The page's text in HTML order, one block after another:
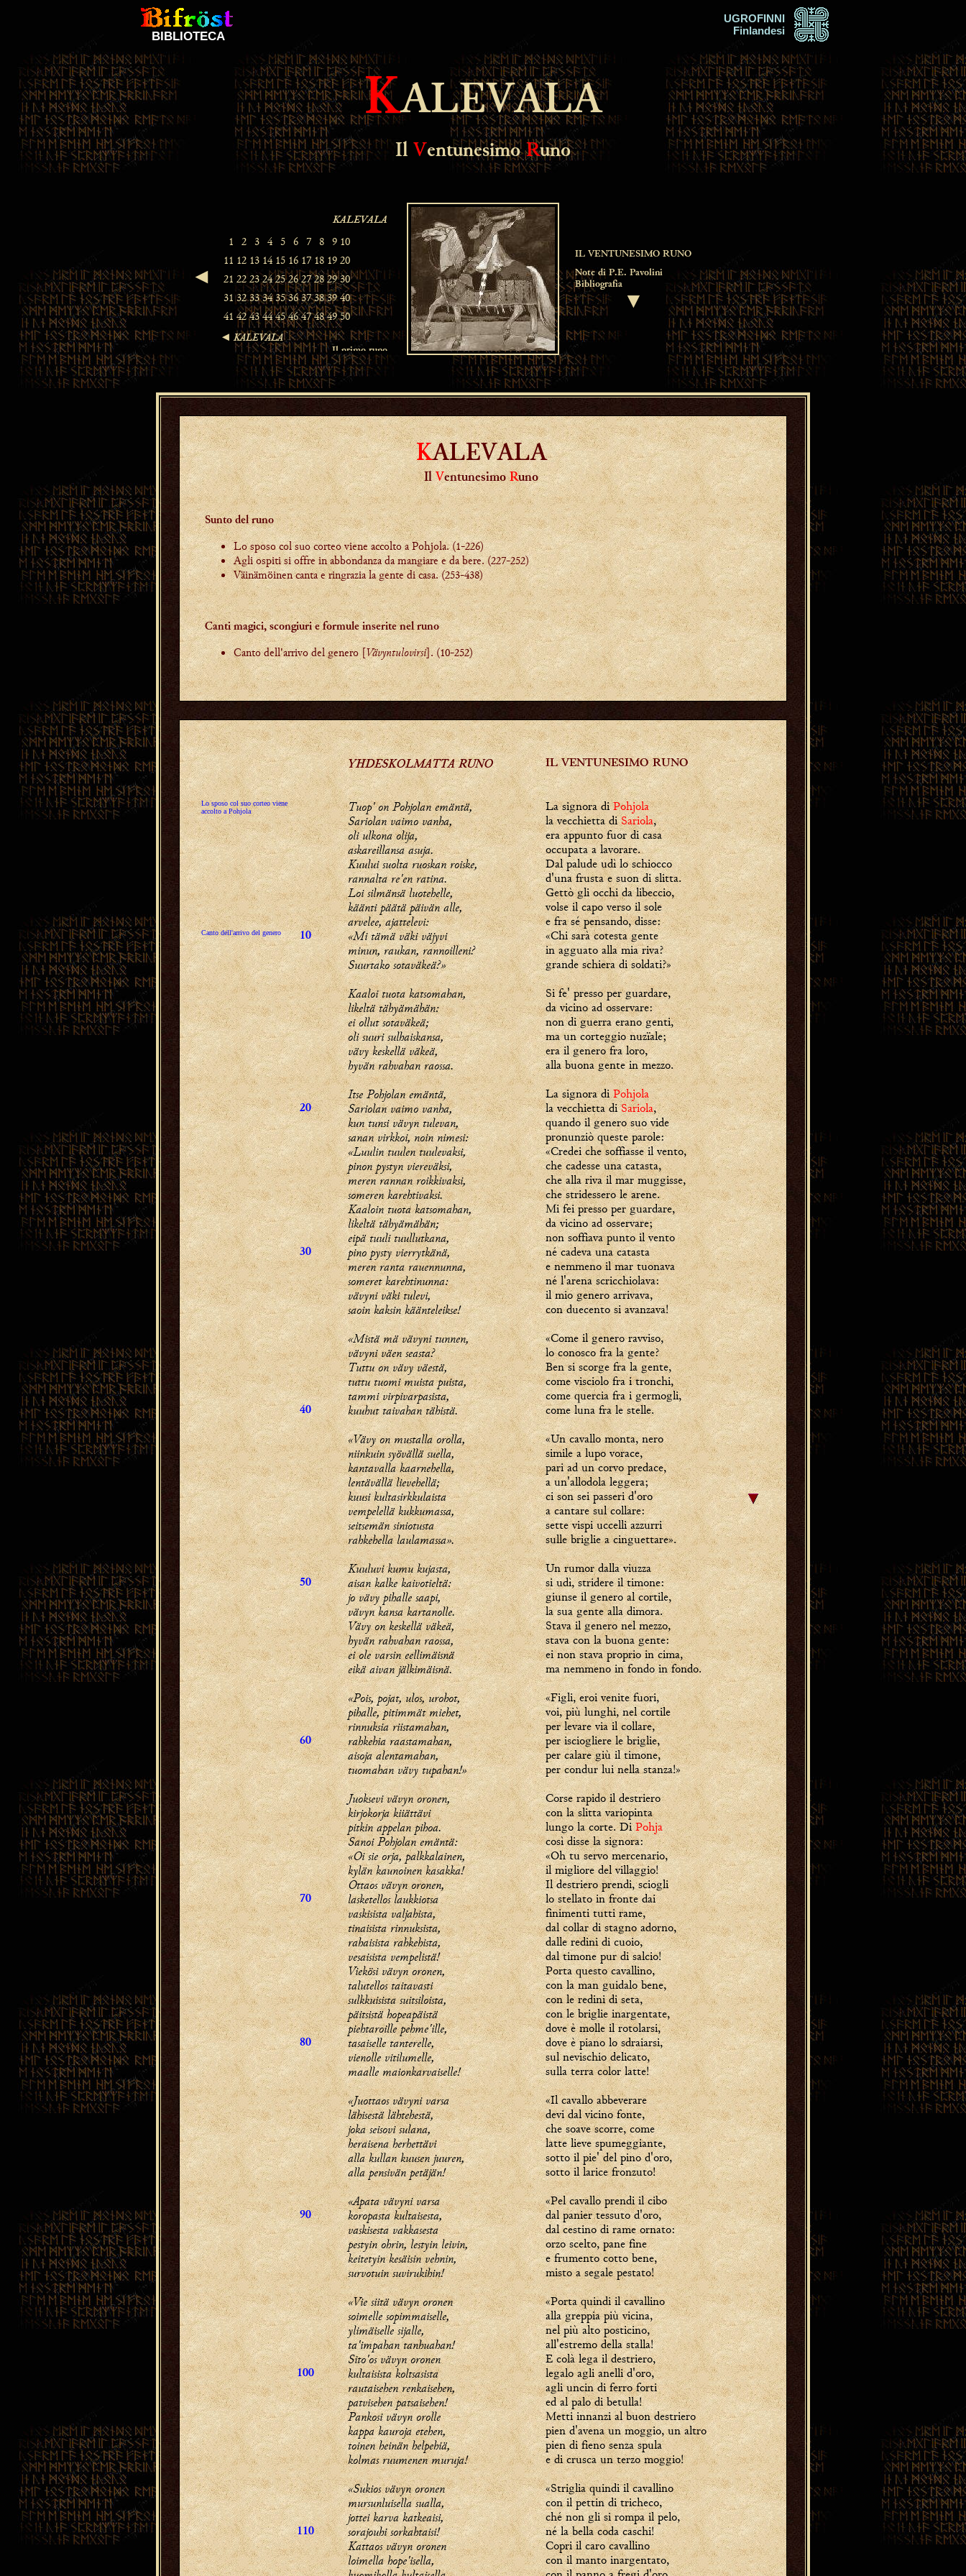
BIBLIOTECA
UGROFINNI
Finlandesi
KALEVALA
Il VentunesimoRuno
◄
IL VENTUNESIMO RUNO
Note di P.E. Pavolini
Bibliografia
▼
KALEVALA
IlVentunesimoRuno
Sunto del runo
Lo sposo col suo corteo viene accolto a Pohjola.(1-226)
Agli ospiti si offre in abbondanza da mangiare e da bere.(227-252)
Väinämöinen canta e ringrazia la gente di casa.(253-438)
Canti magici, scongiuri e formule inserite nel runo
Canto dell'arrivo del genero [Vävyntulovirsi].(10-252)
YHDESKOLMATTA RUNO IL VENTUNESIMO RUNO
Lo sposo col suo corteo viene
accolto a Pohjola
Tuop' on Pohjolan emäntä,
Sariolan vaimo vanha,
oli ulkona olija,
askareillansa asuja.
Kuului suolta ruoskan roiske,
rannalta re'en ratina.
Loi silmänsä luotehelle,
käänti päätä päivän alle,
arvelee, ajattelevi:
La signora diPohjola
la vecchietta diSariola,
era appunto fuor di casa
occupata a lavorare.
Dal palude udì lo schiocco
d'una frusta e suon di slitta.
Gettò gli occhi da libeccio,
volse il capo verso il sole
e fra sé pensando, disse:
Canto dell'arrivo del genero 10
«Mi tämä väki väjyvi
minun, raukan, rannoilleni?
Suurtako sotaväkeä?»
«Chi sarà cotesta gente
in agguato alla mia riva?
grande schiera di soldati?»
Kaaloi tuota katsomahan,
likeltä tähyämähän:
ei ollut sotaväkeä;
oli suuri sulhaiskansa,
vävy keskellä väkeä,
hyvän rahvahan raossa.
Si fe' presso per guardare,
da vicino ad osservare:
non di guerra erano genti,
ma un corteggio nuzïale;
era il genero fra loro,
alla buona gente in mezzo.
20
Itse Pohjolan emäntä,
Sariolan vaimo vanha,
La signora di Pohjola
la vecchietta diSariola,
30
kun tunsi vävyn tulevan,
sanan virkkoi, noin nimesi:
«Luulin tuulen tuulevaksi,
pinon pystyn viereväksi,
meren rannan roikkivaksi,
someren karehtivaksi.
Kaaloin tuota katsomahan,
likeltä tähyämähän;
eipä tuuli tuullutkana,
pino pysty vierrytkänä,
quando il genero suo vide
pronunziò queste parole:
«Credei che soffiasse il vento,
che cadesse una catasta,
che alla riva il mar muggisse,
che stridessero le arene.
Mi fei presso per guardare,
da vicino ad osservare;
non soffiava punto il vento
né cadeva una catasta
meren ranta rauennunna,
someret karehtinunna:
vävyni väki tulevi,
saoin kaksin käänteleikse!
e nemmeno il mar tuonava
né l'arena scricchiolava:
il mio genero arrivava,
con duecento si avanzava!
40
«Mistä mä vävyni tunnen,
vävyni väen seasta?
Tuttu on vävy väestä,
tuttu tuomi muista puista,
tammi virpivarpasista,
kuuhut taivahan tähistä.
«Come il genero ravviso,
lo conosco fra la gente?
Ben si scorge fra la gente,
come visciolo fra i tronchi,
come quercia fra i germogli,
come luna fra le stelle.
«Vävy on mustalla orolla,
niinkuin syövällä suella,
kantavalla kaarnehella,
lentävällä lievehellä;
kuusi kultasirkkulaista
«Un cavallo monta, nero
simile a lupo vorace,
pari ad un corvo predace,
a un'allodola leggera;
ci son sei passeri d'oro
vempelellä kukkumassa,
seitsemän siniotusta
rahkehella laulamassa».
a cantare sul collare:
sette vispi uccelli azzurri
sulle briglie a cinguettare».
50
Kuuluvi kumu kujasta,
aisan kalke kaivotieltä:
Un rumor dalla viuzza
si udì, stridere il timone:
jo vävy pihalle saapi,
vävyn kansa kartanolle.
Vävy on keskellä väkeä,
hyvän rahvahan raossa,
ei ole varsin eellimäisnä
eikä aivan jälkimäisnä.
giunse il genero al cortile,
la sua gente alla dimora.
Stava il genero nel mezzo,
stava con la buona gente:
ei non stava proprio in cima,
ma nemmeno in fondo in fondo.
60
«Pois, pojat, ulos, urohot,
pihalle, pitimmät miehet,
rinnuksia riistamahan,
rahkehia raastamahan,
«Figli, eroi venite fuori,
voi, più lunghi, nel cortile
per levare via il collare,
per isciogliere le briglie,
aisoja alentamahan,
tuomahan vävy tupahan!»
per calare giù il timone,
per condur lui nella stanza!»
70
Juoksevi vävyn oronen,
kirjokorja kiiättävi
pitkin appelan pihoa.
Sanoi Pohjolan emäntä:
«Oi sie orja, palkkalainen,
kylän kaunoinen kasakka!
Ottaos vävyn oronen,
lasketellos laukkiotsa
Corse rapido il destriero
con la slitta variopinta
lungo la corte. DiPohja
così disse la signora:
«Oh tu servo mercenario,
il migliore del villaggio!
Il destriero prendi, sciogli
lo stellato in fronte dai
80
vaskisista valjahista,
tinaisista rinnuksista,
rahaisista rahkehista,
vesaisista vempelistä!
Viekösi vävyn oronen,
talutellos taitavasti
sulkkuisista suitsiloista,
päitsistä hopeapäistä
piehtaroille pehme'ille,
tasaiselle tanterelle,
finimenti tutti rame,
dal collar di stagno adorno,
dalle redini di cuoio,
dal timone pur di salcio!
Porta questo cavallino,
con la man guidalo bene,
con le redini di seta,
con le briglie inargentate,
dove è molle il rotolarsi,
dove è piano lo sdraiarsi,
vienolle vitilumelle,
maalle maionkarvaiselle!
sul nevischio delicato,
sulla terra color latte!
«Juottaos vävyni varsa
lähisestä lähtehestä,
joka seisovi sulana,
heraisena herhettävi
alla kullan kuusen juuren,
alla pensivän petäjän!
«Il cavallo abbeverare
devi dal vicino fonte,
che soave scorre, come
latte lieve spumeggiante,
sotto il pie' del pino d'oro,
sotto il larice fronzuto!
90
«Apata vävyni varsa
koropasta kultaisesta,
«Pel cavallo prendi il cibo
dal panier tessuto d'oro,
vaskisesta vakkasesta
pestyin ohrin, lestyin leivin,
keitetyin kesäisin vehnin,
survotuin suvirukihin!
dal cestino di rame ornato:
orzo scelto, pane fine
e frumento cotto bene,
misto a segale pestato!
100
«Vie siitä vävyn oronen
soimelle sopimmaiselle,
ylimäiselle sijalle,
ta'impahan tanhuahan!
Sito'os vävyn oronen
kultaisista koltsasista
«Porta quindi il cavallino
alla greppia più vicina,
nel più alto posticino,
all'estremo della stalla!
E colà lega il destriero,
legalo agli anelli d'oro,
rautaisehen renkaisehen,
patvisehen patsaisehen!
Pankosi vävyn orolle
kappa kauroja etehen,
toinen heinän helpehiä,
kolmas ruumenen muruja!
agli uncin di ferro forti
ed al palo di betulla!
Metti innanzi al buon destriero
pien d'avena un moggio, un altro
pien di fieno senza spula
e di crusca un terzo moggio!
110
«Sukios vävyn oronen
mursunluisella sualla,
jottei karva katkeaisi,
sorajouhi sorkahtaisi!
«Striglia quindi il cavallino
con il pettin di tricheco,
ché non gli si rompa il pelo,
né la bella coda caschi!
Kattaos vävyn oronen
loimella hope'isella,
Copri il caro cavallino
con il manto inargentato,